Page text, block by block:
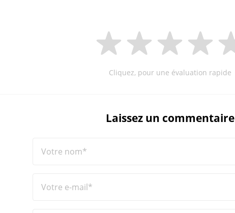
Cliquez, pour une évaluation rapide
Laissez un commentaire
Votre nom*
Votre e-mail*